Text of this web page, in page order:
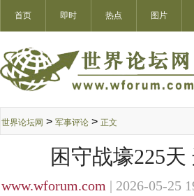
首页 即时 热点 图片
世界论坛网 > 军事评论 > 正文
困守战壕225
www.wforum.com | 2026-05-25